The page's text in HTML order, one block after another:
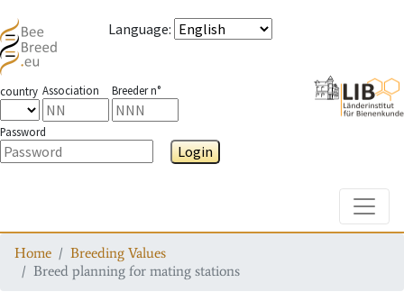
Language:
country Association Breeder n°
Password
Login
Home
Breeding Values
Breed planning for mating stations